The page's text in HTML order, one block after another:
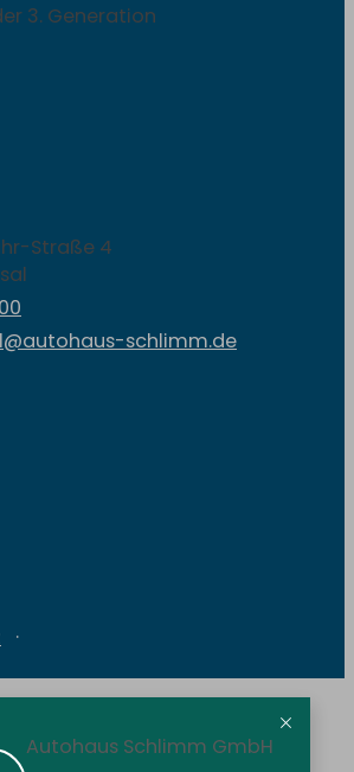
3. Generation
Straße 4
schlimm.de
Autohaus Schlimm GmbH